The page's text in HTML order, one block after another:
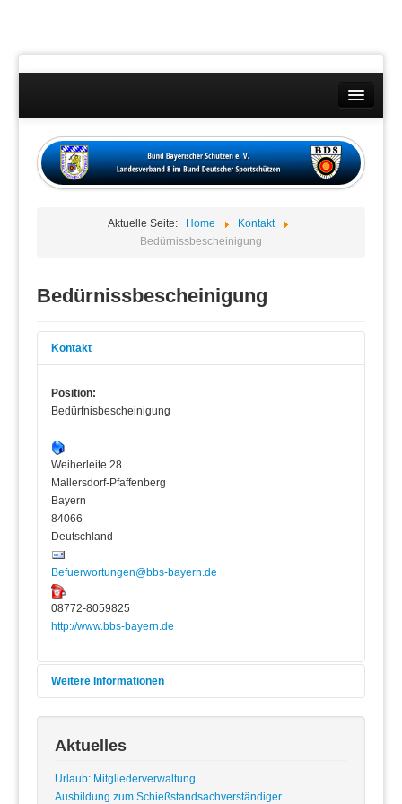
Wettkämpfe
Datenschutzübersicht
Aktuelle Seite: Home
Kontakt
Bedürnissbescheinigung
Bedürnissbescheinigung
Kontakt
Position:
Bedürfnisbescheinigung
Weiherleite 28
Mallersdorf-Pfaffenberg
Bayern
84066
Deutschland
Befuerwortungen@bbs-bayern.de
08772-8059825
http://www.bbs-bayern.de
Weitere Informationen
Sandra Kellnhofer
Geschäftszeiten
Aktuelles
Urlaub: Mitgliederverwaltung
Ausbildung zum Schießstandsachverständiger